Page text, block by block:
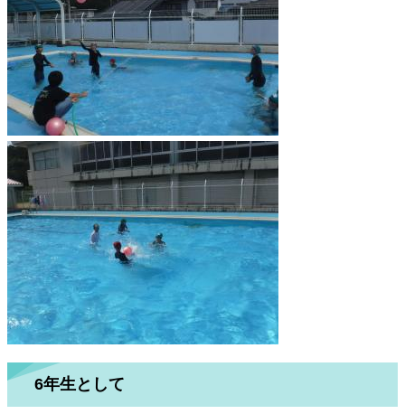
​​6年生として